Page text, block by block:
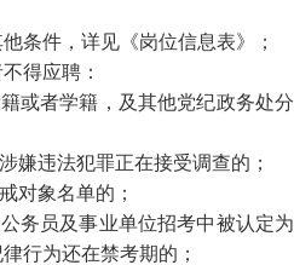
条件，详见《岗位信息表》；
得应聘：
或者学籍，及其他党纪政务处分
嫌违法犯罪正在接受调查的；
对象名单的；
务员及事业单位招考中被认定为
行为还在禁考期的；